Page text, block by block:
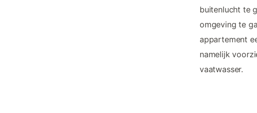
buitenlucht te
omgeving te
appartement
namelijk
vaatwasser.